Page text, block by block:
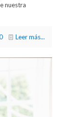
nuestra
Leer más...